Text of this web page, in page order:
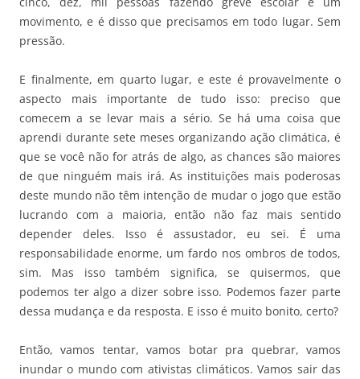
movimento, e é disso que precisamos em todo lugar. Sem
pressão.
E finalmente, em quarto lugar, e este é provavelmente o
aspecto mais importante de tudo isso: preciso que
comecem a se levar mais a sério. Se há uma coisa que
aprendi durante sete meses organizando ação climática, é
que se você não for atrás de algo, as chances são maiores
de que ninguém mais irá. As instituições mais poderosas
deste mundo não têm intenção de mudar o jogo que estão
lucrando com a maioria, então não faz mais sentido
depender deles. Isso é assustador, eu sei. É uma
responsabilidade enorme, um fardo nos ombros de todos,
sim. Mas isso também significa, se quisermos, que
podemos ter algo a dizer sobre isso. Podemos fazer parte
dessa mudança e da resposta. E isso é muito bonito, certo?
Então, vamos tentar, vamos botar pra quebrar, vamos
inundar o mundo com ativistas climáticos. Vamos sair das